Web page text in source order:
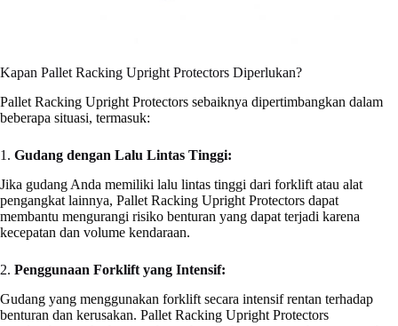
Kapan Pallet Racking Upright Protectors Diperlukan?
Pallet Racking Upright Protectors sebaiknya dipertimbangkan dalam
beberapa situasi, termasuk:
1. Gudang dengan Lalu Lintas Tinggi:
Jika gudang Anda memiliki lalu lintas tinggi dari forklift atau alat
pengangkat lainnya, Pallet Racking Upright Protectors dapat
membantu mengurangi risiko benturan yang dapat terjadi karena
kecepatan dan volume kendaraan.
2. Penggunaan Forklift yang Intensif:
Gudang yang menggunakan forklift secara intensif rentan terhadap
benturan dan kerusakan. Pallet Racking Upright Protectors